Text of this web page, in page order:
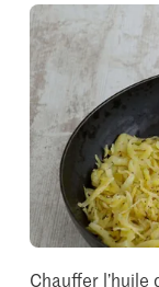
Chauffer